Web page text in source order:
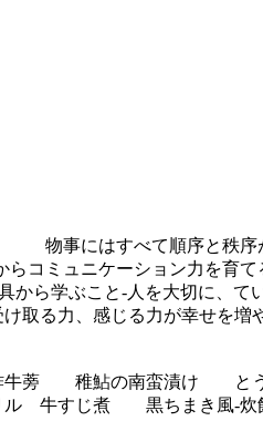
物事にはすべて順序と秩序
ミュニケーション力を育て
ら学ぶこと-人を大切に、て
る力、感じる力が幸せを増
蒡 稚鮎の南蛮漬け とう
牛すじ煮 黒ちまき風-炊